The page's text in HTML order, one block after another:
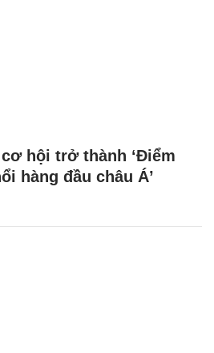
hội trở thành ‘Điểm
hàng đầu châu Á’